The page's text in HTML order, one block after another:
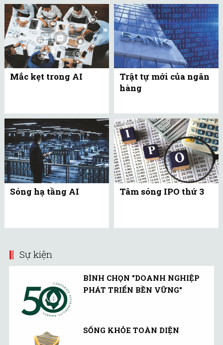
Mắc kẹt trong AI
Trật tự mới của ngân
hàng
Sóng hạ tầng AI Tâm sóng IPO thứ 3
Sự kiện
BÌNH CHỌN "DOANH NGHIỆP
PHÁT TRIỂN BỀN VỮNG"
SỐNG KHỎE TOÀN DIỆN